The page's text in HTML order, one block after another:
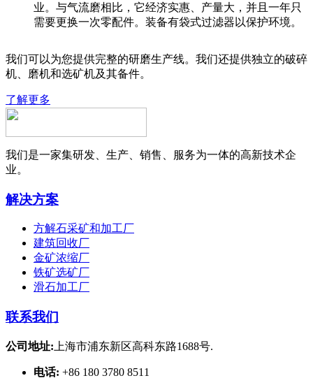
业。与气流磨相比，它经济实惠、产量大，并且一年只
需要更换一次零配件。装备有袋式过滤器以保护环境。
我们可以为您提供完整的研磨生产线。我们还提供独立的破碎
机、磨机和选矿机及其备件。
了解更多
我们是一家集研发、生产、销售、服务为一体的高新技术企
业。
解决方案
方解石采矿和加工厂
建筑回收厂
金矿浓缩厂
铁矿选矿厂
滑石加工厂
联系我们
公司地址: 上海市浦东新区高科东路1688号.
电话: +86 180 3780 8511